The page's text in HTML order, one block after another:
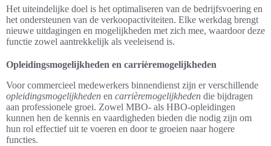
Het uiteindelijke doel is het optimaliseren van de bedrijfsvoering en
het ondersteunen van de verkoopactiviteiten. Elke werkdag brengt
nieuwe uitdagingen en mogelijkheden met zich mee, waardoor deze
functie zowel aantrekkelijk als veeleisend is.
Opleidingsmogelijkheden en carrièremogelijkheden
Voor commercieel medewerkers binnendienst zijn er verschillende
opleidingsmogelijkheden en carrièremogelijkheden die bijdragen
aan professionele groei. Zowel MBO- als HBO-opleidingen
kunnen hen de kennis en vaardigheden bieden die nodig zijn om
hun rol effectief uit te voeren en door te groeien naar hogere
functies.